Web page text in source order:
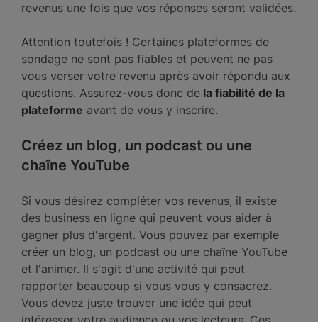
revenus une fois que vos réponses seront validées.
Attention toutefois ! Certaines plateformes de
sondage ne sont pas fiables et peuvent ne pas
vous verser votre revenu après avoir répondu aux
questions. Assurez-vous donc de la fiabilité de la
plateforme avant de vous y inscrire.
Créez un blog, un podcast ou une
chaîne YouTube
Si vous désirez compléter vos revenus, il existe
des business en ligne qui peuvent vous aider à
gagner plus d'argent. Vous pouvez par exemple
créer un blog, un podcast ou une chaîne YouTube
et l'animer. Il s'agit d'une activité qui peut
rapporter beaucoup si vous vous y consacrez.
Vous devez juste trouver une idée qui peut